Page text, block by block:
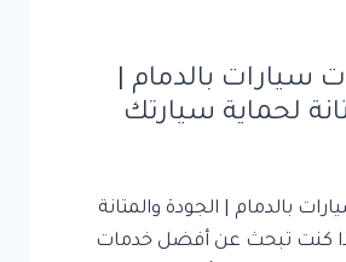
سيارات بالدمام |
لحماية سيارتك
بالدمام | الجودة والمتانة
كنت تبحث عن أفضل خدمات